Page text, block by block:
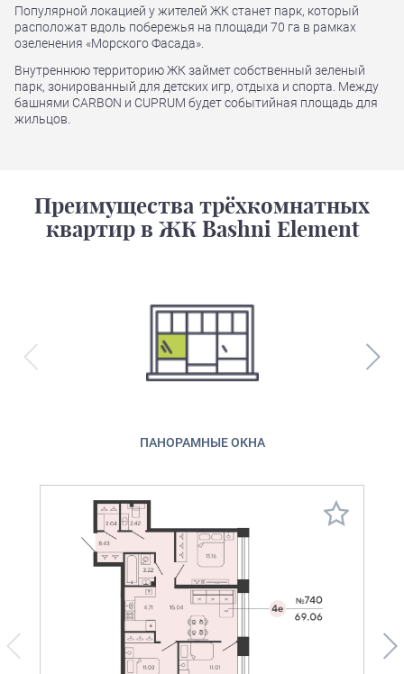
Популярной локацией у жителей ЖК станет парк, который
расположат вдоль побережья на площади 70 га в рамках
озеленения «Морского Фасада».
Внутреннюю территорию ЖК займет собственный зеленый
парк, зонированный для детских игр, отдыха и спорта. Между
башнями CARBON и CUPRUM будет событийная площадь для
жильцов.
Преимущества трёхкомнатных
квартир в ЖК Bashni Element
ПАНОРАМНЫЕ ОКНА